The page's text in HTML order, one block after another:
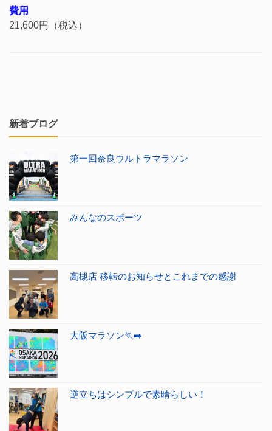
費用
21,600円（税込）
新着ブログ
第一回奈良ウルトラマラソン
みんなのスポーツ
高槻店 移転のお知らせとこれまでの感謝
大阪マラソン🏃‍➡️
逆立ちはシンプルで素晴らしい！